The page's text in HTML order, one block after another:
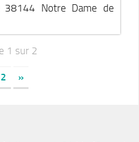
38144 Notre Dame de
1 sur 2
2 »